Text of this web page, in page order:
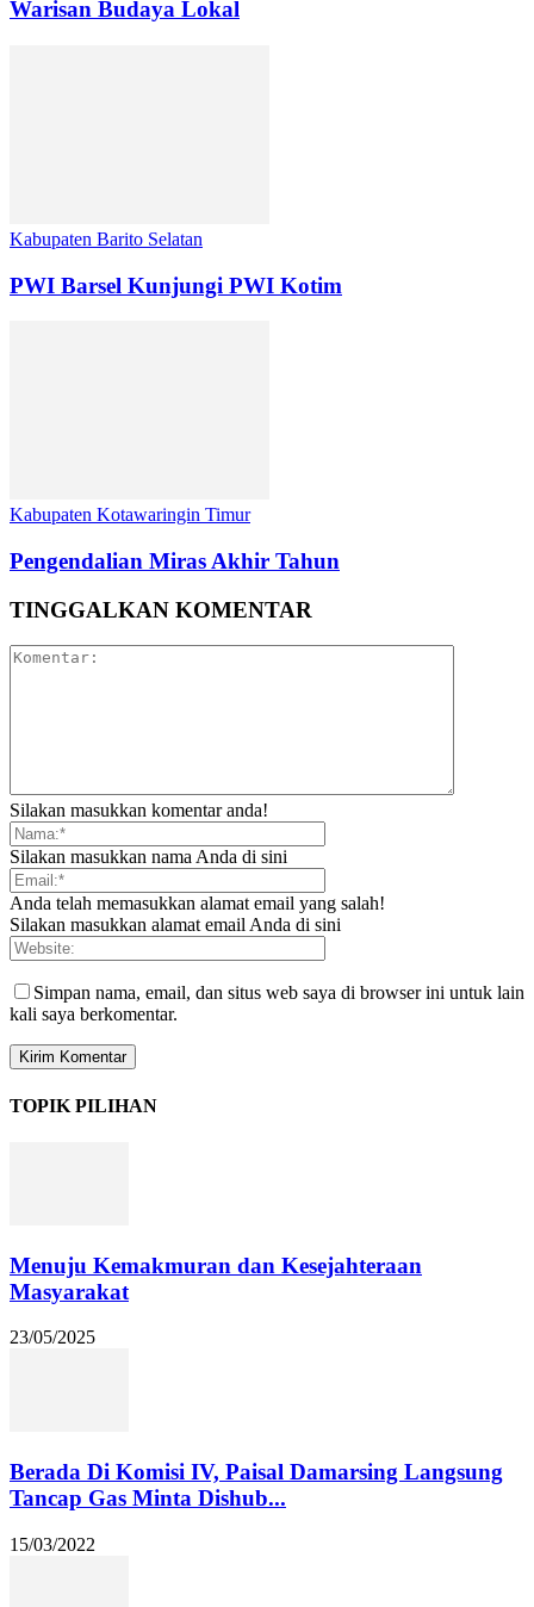
Warisan Budaya Lokal
Kabupaten Barito Selatan
PWI Barsel Kunjungi PWI Kotim
Kabupaten Kotawaringin Timur
Pengendalian Miras Akhir Tahun
TINGGALKAN KOMENTAR
Silakan masukkan komentar anda!
Silakan masukkan nama Anda di sini
Anda telah memasukkan alamat email yang salah!
Silakan masukkan alamat email Anda di sini
Simpan nama, email, dan situs web saya di browser ini untuk lain
kali saya berkomentar.
TOPIK PILIHAN
Menuju Kemakmuran dan Kesejahteraan
Masyarakat
23/05/2025
Berada Di Komisi IV, Paisal Damarsing Langsung
Tancap Gas Minta Dishub...
15/03/2022